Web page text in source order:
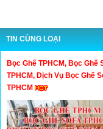
TIN CÙNG LOẠI
Bọc Ghế TPHCM, Bọc Ghế
TPHCM, Dịch Vụ Bọc Ghế
TPHCM